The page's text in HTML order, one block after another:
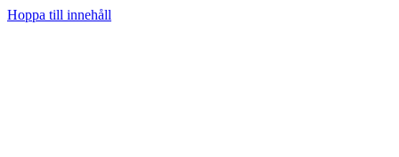
Hoppa till innehåll